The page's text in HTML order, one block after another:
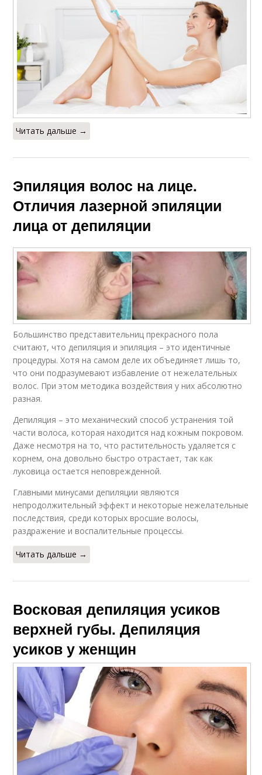
Читать дальше →
Эпиляция волос на лице.
Отличия лазерной эпиляции
лица от депиляции
Большинство представительниц прекрасного пола
считают, что депиляция и эпиляция – это идентичные
процедуры. Хотя на самом деле их объединяет лишь то,
что они подразумевают избавление от нежелательных
волос. При этом методика воздействия у них абсолютно
разная.
Депиляция – это механический способ устранения той
части волоса, которая находится над кожным покровом.
Даже несмотря на то, что растительность удаляется с
корнем, она довольно быстро отрастает, так как
луковица остается неповрежденной.
Главными минусами депиляции являются
непродолжительный эффект и некоторые нежелательные
последствия, среди которых вросшие волосы,
раздражение и воспалительные процессы.
Читать дальше →
Восковая депиляция усиков
верхней губы. Депиляция
усиков у женщин